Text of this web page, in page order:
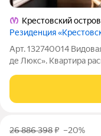
Крестовский остров
Резиденция
Арт. 132740014
де Люкс». Квартира
система вентиляции
двери. Ремонт без
26 886 398₽ –20%